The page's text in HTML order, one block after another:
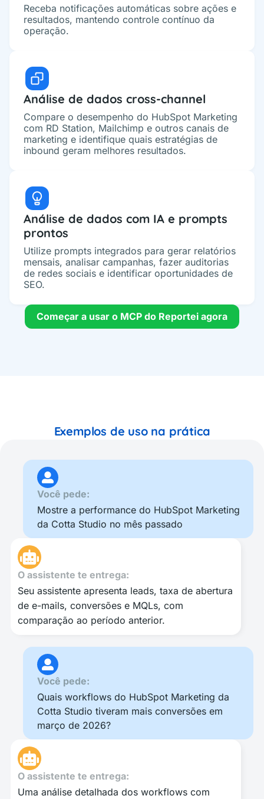
Receba notificações automáticas sobre ações e
resultados, mantendo controle contínuo da
operação.
Análise de dados cross-channel
Compare o desempenho do HubSpot Marketing
com RD Station, Mailchimp e outros canais de
marketing e identifique quais estratégias de
inbound geram melhores resultados.
Análise de dados com IA e prompts
prontos
Utilize prompts integrados para gerar relatórios
mensais, analisar campanhas, fazer auditorias
de redes sociais e identificar oportunidades de
SEO.
Começar a usar o MCP do Reportei agora
Você pede:
Mostre a performance do HubSpot Marketing
da Cotta Studio no mês passado
O assistente te entrega:
Seu assistente apresenta leads, taxa de abertura
de e-mails, conversões e MQLs, com
comparação ao período anterior.
Você pede:
Quais workflows do HubSpot Marketing da
Cotta Studio tiveram mais conversões em
março de 2026?
O assistente te entrega:
Uma análise detalhada dos workflows com
Exemplos de uso na prática